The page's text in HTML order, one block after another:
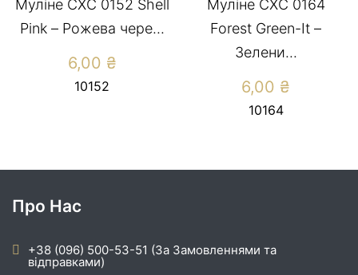
Муліне CXC 0152 Shell
Pink – Рожева чере...
6,00 ₴
10152
Муліне СХС 0164
Forest Green-It –
Зелени...
6,00 ₴
10164
Про Нас
+38 (096) 500-53-51 (За Замовленнями та
відправками)